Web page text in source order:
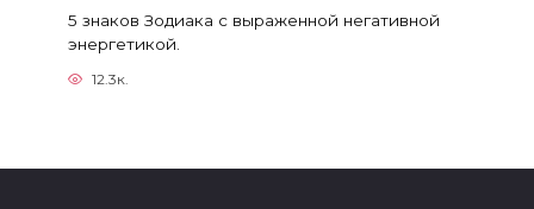
5 знаков Зодиака с выраженной негативной
энергетикой.
12.3к.